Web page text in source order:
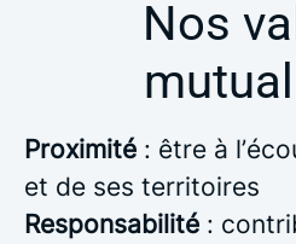
Nos
Proximité : être à
et de ses territoires
Responsabilité :